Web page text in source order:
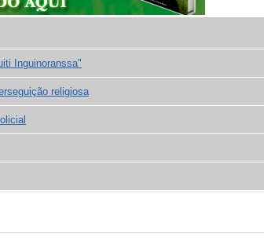
Inguinoranssa"
religiosa